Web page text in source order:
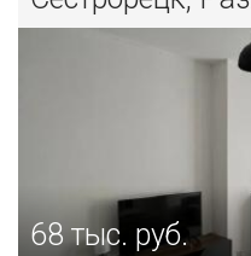
68тыс. руб.